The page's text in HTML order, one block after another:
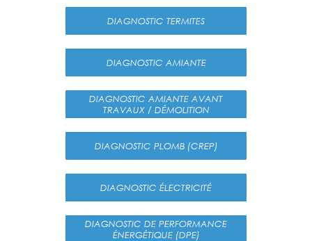
DIAGNOSTIC TERMITES
DIAGNOSTIC AMIANTE
DIAGNOSTIC AMIANTE AVANT
TRAVAUX / DÉMOLITION
DIAGNOSTIC PLOMB (CREP)
DIAGNOSTIC ÉLECTRICITÉ
DIAGNOSTIC DE PERFORMANCE
ÉNERGÉTIQUE (DPE)